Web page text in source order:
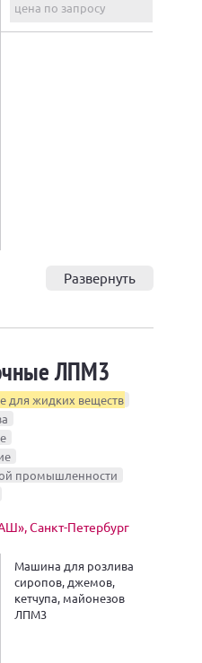
цена по запросу
Развернуть
ЛПМ3
для жидких веществ
промышленности
Санкт-Петербург
Машина для розлива
сиропов, джемов,
кетчупа, майонезов
ЛПМ3